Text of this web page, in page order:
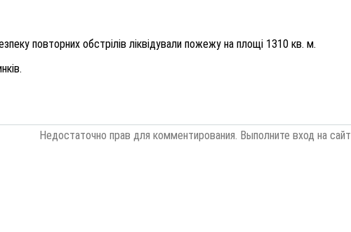
повторних обстрілів ліквідували пожежу на площі 1310 кв. м.
Недостаточно прав для комментирования. Выполните вход на сайт